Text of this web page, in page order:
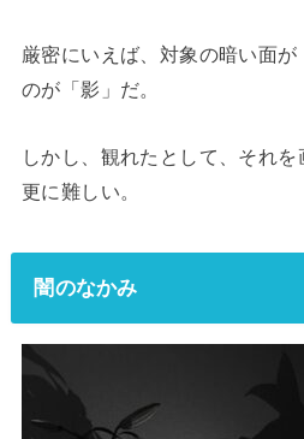
厳密にいえば、対象の暗い面
のが「影」だ。
しかし、観れたとして、それ
更に難しい。
闇のなかみ